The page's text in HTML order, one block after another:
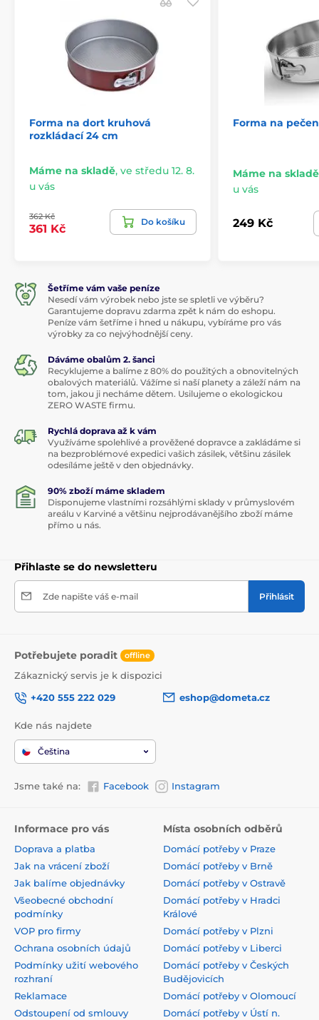
Forma na dort kruhová
rozkládací 24 cm
Máme na skladě, ve středu 12. 8.
u vás
362 Kč
361 Kč
Do košíku
Forma na
Máme na skladě
u vás
249 Kč
Šetříme vám vaše peníze
Nesedí vám výrobek nebo jste se spletli ve výběru?
Garantujeme dopravu zdarma zpět k nám do eshopu.
Peníze vám šetříme i hned u nákupu, vybíráme pro vás
výrobky za co nejvýhodnější ceny.
Dáváme obalům 2. šanci
Recyklujeme a balíme z 80% do použitých a obnovitelných
obalových materiálů. Vážíme si naší planety a záleží nám na
tom, jakou ji necháme dětem. Usilujeme o ekologickou
ZERO WASTE firmu.
Rychlá doprava až k vám
Využíváme spolehlivé a prověžené dopravce a zakládáme si
na bezproblémové expedici vašich zásilek, většinu zásilek
odesíláme ještě v den objednávky.
90% zboží máme skladem
Disponujeme vlastními rozsáhlými sklady v průmyslovém
areálu v Karviné a většinu nejprodávanějšího zboží máme
přímo u nás.
Přihlaste se do newsletteru
Zde napište váš e-mail Přihlásit
Potřebujete poradit offline
Zákaznický servis je k dispozici
+420 555 222 029
eshop@dometa.cz
Kde nás najdete
Čeština
Jsme také na: Facebook Instagram
Informace pro vás
Doprava a platba
Jak na vrácení zboží
Jak balíme objednávky
Všeobecné obchodní
podmínky
VOP pro firmy
Ochrana osobních údajů
Podmínky užití webového
rozhraní
Reklamace
Odstoupení od smlouvy
Místa osobních odběrů
Domácí potřeby v Praze
Domácí potřeby v Brně
Domácí potřeby v Ostravě
Domácí potřeby v Hradci
Králové
Domácí potřeby v Plzni
Domácí potřeby v Liberci
Domácí potřeby v Českých
Budějovicích
Domácí potřeby v Olomoucí
Domácí potřeby v Ústí n.